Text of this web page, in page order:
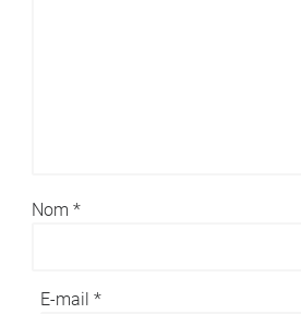
Nom *
E-mail *